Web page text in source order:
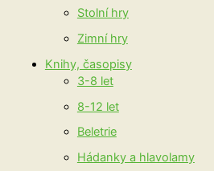
Stolní hry
Zimní hry
Knihy, časopisy
3-8 let
8-12 let
Beletrie
Hádanky a hlavolamy